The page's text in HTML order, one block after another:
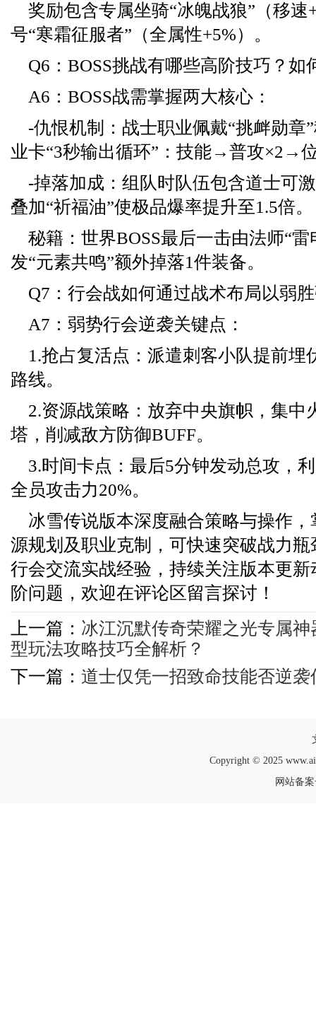
奖励包含专属坐骑“冰魄战狼”（移速
号“寒霜征服者”（全属性+5%）。
Q6：BOSS挑战有哪些高阶技巧？如
A6：BOSS战需掌握两大核心：
-仇恨机制：战士职业佩戴“挑衅勋章
业卡“3秒输出循环”：技能→普攻×2→
-掉落加成：组队时队伍包含道士可
叠加“祈福油”使极品爆率提升至1.5倍。
秘籍：世界BOSS最后一击由法师“
发“元素共鸣”额外掉落1件装备。
Q7：行会战如何通过战术布局以弱
A7：弱势行会逆袭关键点：
1.抢占复活点：派遣刺客小队提前埋
路线。
2.资源战策略：放弃中央旗帜，集中
塔，削减敌方防御BUFF。
3.时间卡点：最后5分钟发动总攻，
全员攻击力20%。
冰雪传说版本深度融合策略与操作
源规划及职业克制，可快速突破战力
行会交流实战经验，持续关注版本更
阶问题，欢迎在评论区留言探讨！
上一篇： 冰江沉默传奇荣耀之光专属
型玩法攻略技巧全解析？
下一篇： 道士仅凭一招致命技能否逆袭
Copyright © 2025
网站备